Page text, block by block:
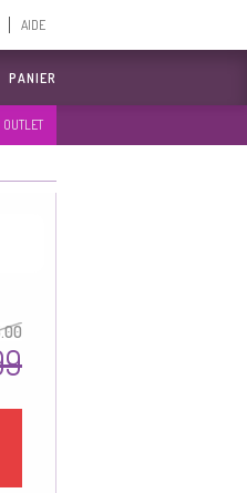
AIDE
PANIER
OUTLET